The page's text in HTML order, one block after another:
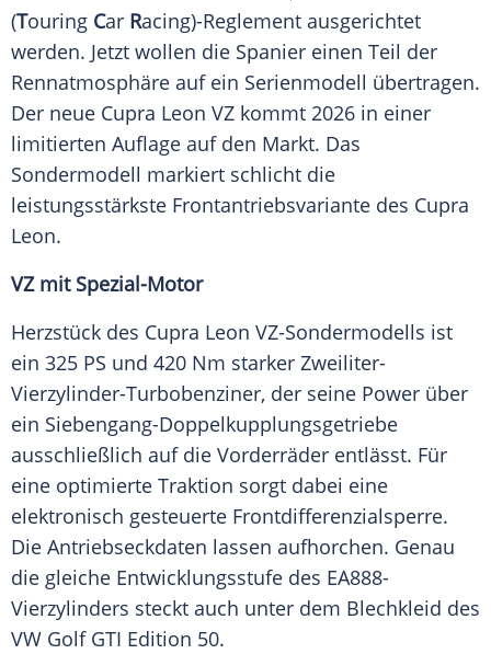
(Touring Car Racing)-Reglement ausgerichtet
werden. Jetzt wollen die Spanier einen Teil der
Rennatmosphäre auf ein Serienmodell übertragen.
Der neue Cupra Leon VZ kommt 2026 in einer
limitierten Auflage auf den Markt. Das
Sondermodell markiert schlicht die
leistungsstärkste Frontantriebsvariante des Cupra
Leon.
VZ mit Spezial-Motor
Herzstück des Cupra Leon VZ-Sondermodells ist
ein 325 PS und 420 Nm starker Zweiliter-
Vierzylinder-Turbobenziner, der seine Power über
ein Siebengang-Doppelkupplungsgetriebe
ausschließlich auf die Vorderräder entlässt. Für
eine optimierte Traktion sorgt dabei eine
elektronisch gesteuerte Frontdifferenzialsperre.
Die Antriebseckdaten lassen aufhorchen. Genau
die gleiche Entwicklungsstufe des EA888-
Vierzylinders steckt auch unter dem Blechkleid des
VW Golf GTI Edition 50.